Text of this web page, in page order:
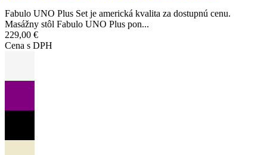
Fabulo UNO Plus Set je americká kvalita za dostupnú cenu.
Masážny stôl Fabulo UNO Plus pon...
229,00 €
Cena s DPH